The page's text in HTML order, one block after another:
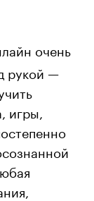
очень
рукой —
игры,